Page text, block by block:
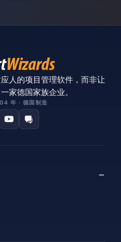
人的项目管理软件，而非让
家德国家族企业。
年 · 德国制造